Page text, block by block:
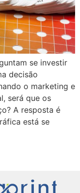
se investir
decisão
o marketing e
será que os
A resposta é
está se